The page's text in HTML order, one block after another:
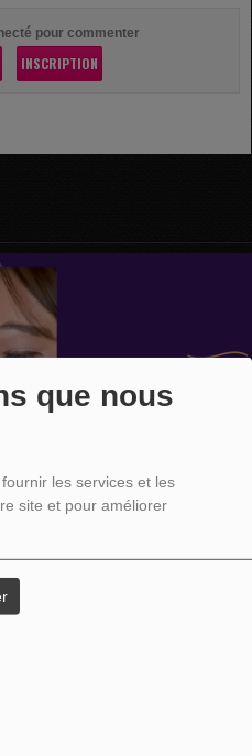
que nous
les services et les
site et pour améliorer
pour commenter
INSCRIPTION